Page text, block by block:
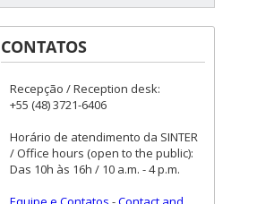
CONTATOS
Recepção / Reception desk:
+55 (48) 3721-6406
Horário de atendimento da SINTER
/ Office hours (open to the public):
Das 10h às 16h / 10 a.m. - 4 p.m.